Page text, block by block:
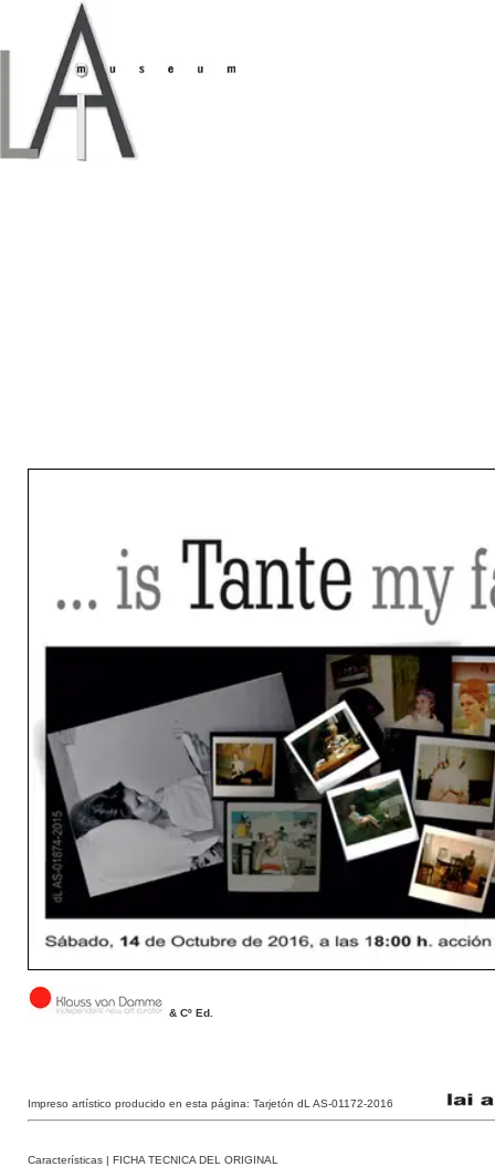
& Cº Ed.
Impreso artístico producido en esta página: Tarjetón dL AS-01172-2016
Características | FICHA TECNICA DEL ORIGINAL